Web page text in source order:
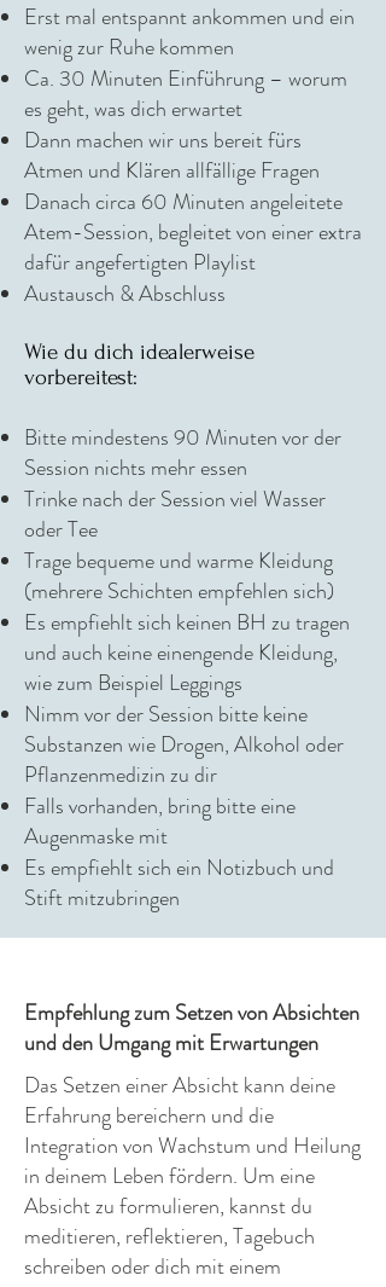
Erst mal entspannt ankommen und ein
wenig zur Ruhe kommen
Ca. 30 Minuten Einführung – worum
es geht, was dich erwartet
Dann machen wir uns bereit fürs
Atmen und Klären allfällige Fragen
Danach circa 60 Minuten angeleitete
Atem-Session, begleitet von einer extra
dafür angefertigten Playlist
Austausch & Abschluss
Wie du dich idealerweise
vorbereitest:
Bitte mindestens 90 Minuten vor der
Session nichts mehr essen
Trinke nach der Session viel Wasser
oder Tee
Trage bequeme und warme Kleidung
(mehrere Schichten empfehlen sich)
Es empfiehlt sich keinen BH zu tragen
und auch keine einengende Kleidung,
wie zum Beispiel Leggings
Nimm vor der Session bitte keine
Substanzen wie Drogen, Alkohol oder
Pflanzenmedizin zu dir
Falls vorhanden, bring bitte eine
Augenmaske mit
Es empfiehlt sich ein Notizbuch und
Stift mitzubringen
Empfehlung zum Setzen von Absichten
und den Umgang mit Erwartungen
Das Setzen einer Absicht kann deine
Erfahrung bereichern und die
Integration von Wachstum und Heilung
in deinem Leben fördern. Um eine
Absicht zu formulieren, kannst du
meditieren, reflektieren, Tagebuch
schreiben oder dich mit einem